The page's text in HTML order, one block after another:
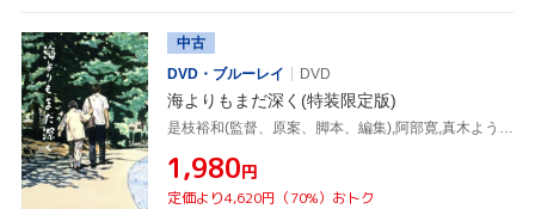
中古
DVD・ブルーレイ
DVD
海よりもまだ深く(特装限定版)
¥1,980円
定価より4,620円（70%）おトク